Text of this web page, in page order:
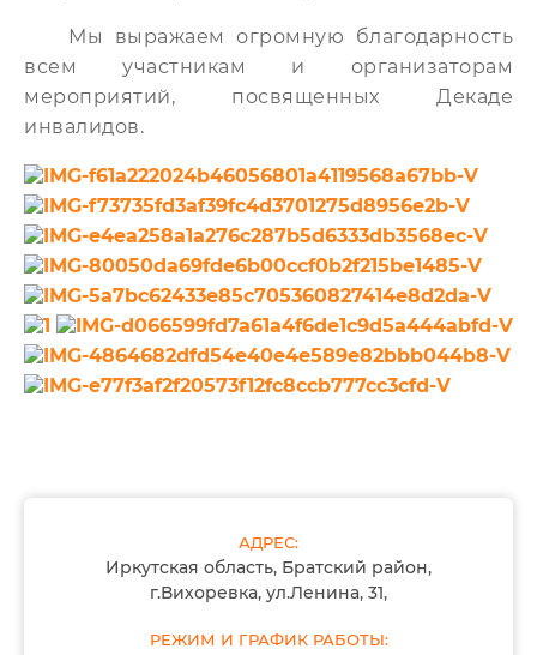
Мы выражаем огромную благодарность
всем участникам и организаторам
мероприятий, посвященных Декаде
инвалидов.
АДРЕС:
Иркутская область, Братский район,
г.Вихоревка, ул.Ленина, 31,
РЕЖИМ И ГРАФИК РАБОТЫ: